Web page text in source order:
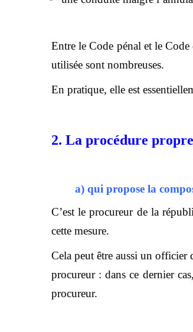
Entre le Code pénal et le
utilisée sont nombreuses.
En pratique, elle est
2. La procédure
a) qui propose la
C’est le procureur de la
cette mesure.
Cela peut être aussi un
procureur : dans ce dernier
procureur.